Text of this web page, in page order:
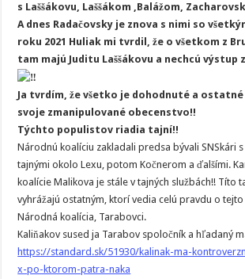
s Laššákovu, Laššákom ,Balážom,
A dnes Radačovsky je znova s nimi so
roku 2021 Huliak mi tvrdil, že o všetkom z
tam majú Juditu Laššákovu a nechcú výstup z
Ja tvrdím, že všetko je dohodnuté a
svoje zmanipulované obecenstvo!!
Týchto populistov riadia tajní!!
Národnú koalíciu zakladali predsa bývali SNSkári
tajnými okolo Lexu, potom Kočnerom a ďalšími.
koalície Malikova je stále v tajných službách!! Títo
vyhrážajú ostatným, ktorí vedia celú pravdu o tejto
Národná koalícia, Tarabovci.
Kaliňakov sused ja Tarabov spoločník a hľadaný
https://standard.sk/51930/kalinak-ma-
x-po-ktorom-patra-naka